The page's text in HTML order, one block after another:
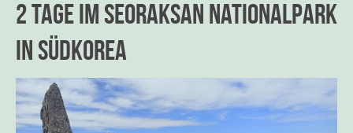
2 Tage im Seoraksan Nationalpark
in Südkorea